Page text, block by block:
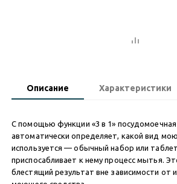
Описание Характеристики
С помощью функции «3 в 1»
автоматически определяет, какой вид
используется — обычный набор или
приспосабливает к нему процесс мытья.
блестящий результат вне зависимости от